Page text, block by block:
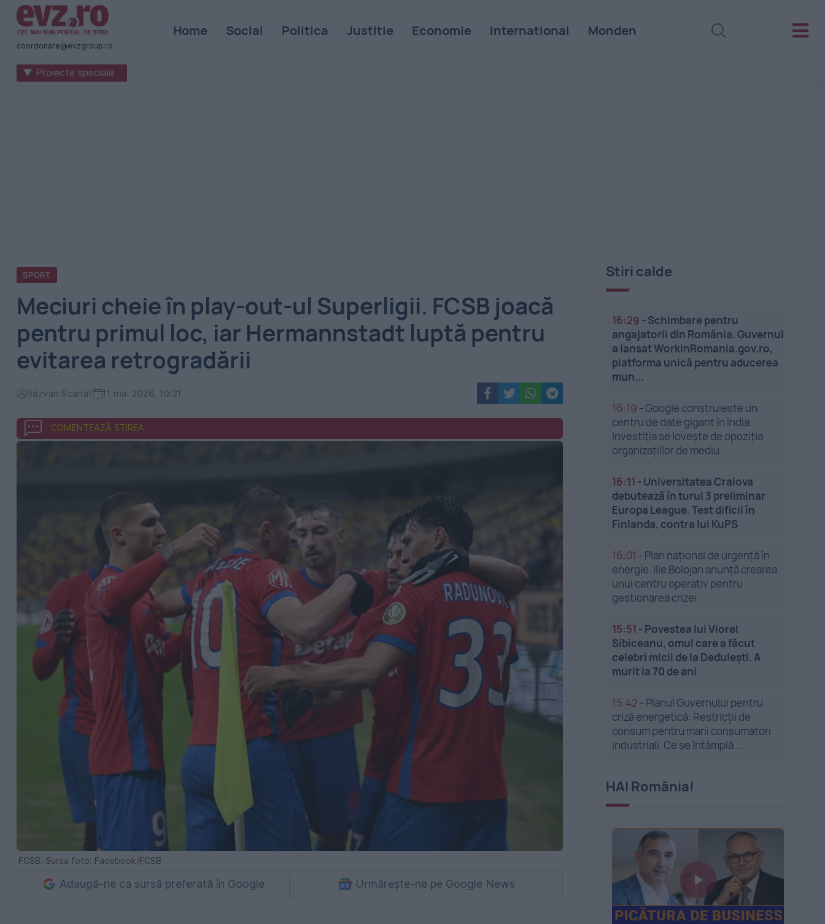
Știri
naționale
internaționale
coordonare@evzgroup.ro
Home Social Politica Justitie Economie International Monden
▼ Proiecte speciale
SPORT
Meciuri cheie în play-out-ul Superligii. FCSB joacă
pentru primul loc, iar Hermannstadt luptă pentru
evitarea retrogradării
Răzvan Scarlat 11 mai 2026, 10:21
COMENTEAZĂ ȘTIREA
FCSB. Sursa foto: Facebook/FCSB
Adaugă-ne ca sursă preferată în Google Urmărește-ne pe Google News
Stiri calde
16:29 - Schimbare pentru
angajatorii din România. Guvernul
a lansat WorkinRomania.gov.ro,
platforma unică pentru aducerea
mun...
16:19 -Google construiește un
centru de date gigant în India.
Investiția se lovește de opoziția
organizațiilor de mediu
16:11 - Universitatea Craiova
debutează în turul 3 preliminar
Europa League. Test dificil în
Finlanda, contra lui KuPS
16:01 - Plan național de urgență în
energie. Ilie Bolojan anunță crearea
unui centru operativ pentru
gestionarea crizei
15:51 - Povestea lui Viorel
Sibiceanu, omul care a făcut
celebri micii de la Dedulești. A
murit la 70 de ani
15:42 - Planul Guvernului pentru
criză energetică: Restricții de
consum pentru marii consumatori
industriali. Ce se întâmplă ...
HAI România!